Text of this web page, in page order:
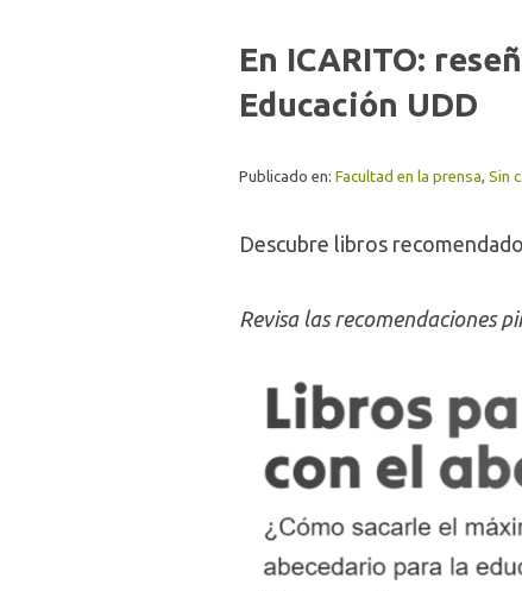
En ICARITO:
Educación UDD
Publicado en: Facultad en la prensa, Sin
Descubre libros
Revisa las recomendaciones